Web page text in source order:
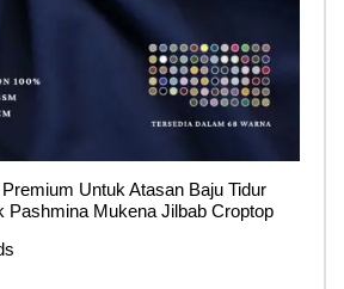
Untuk Atasan Baju Tidur
Pashmina Mukena Jilbab Croptop